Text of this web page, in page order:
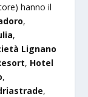
hanno il
,
,
Lignano
, Hotel
,
,